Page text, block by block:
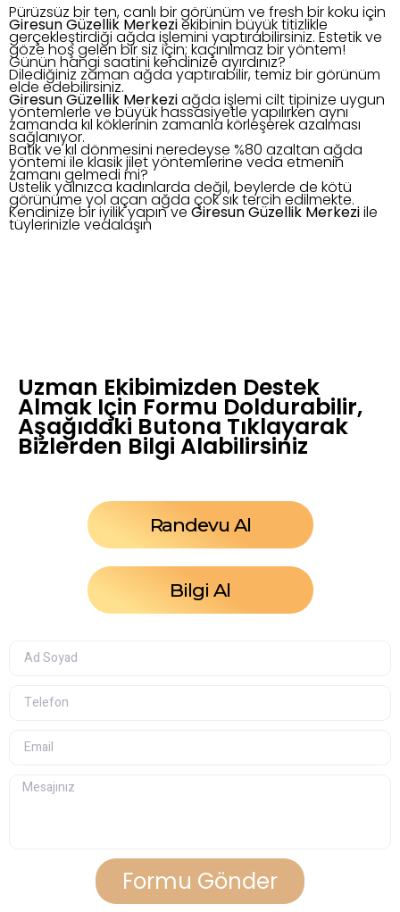
Pürüzsüz bir ten, canlı bir görünüm ve fresh bir koku için
Giresun Güzellik Merkeziekibinin büyük titizlikle
gerçekleştirdiği ağda işlemini yaptırabilirsiniz. Estetik ve
göze hoş gelen bir siz için; kaçınılmaz bir yöntem!
Günün hangi saatini kendinize ayırdınız?
Dilediğiniz zaman ağda yaptırabilir, temiz bir görünüm
elde edebilirsiniz.
Giresun Güzellik Merkeziağda işlemi cilt tipinize uygun
yöntemlerle ve büyük hassasiyetle yapılırken aynı
zamanda kıl köklerinin zamanla körleşerek azalması
sağlanıyor.
Batık ve kıl dönmesini neredeyse %80 azaltan ağda
yöntemi ile klasik jilet yöntemlerine veda etmenin
zamanı gelmedi mi?
Üstelik yalnızca kadınlarda değil, beylerde de kötü
görünüme yol açan ağda çok sık tercih edilmekte.
Kendinize bir iyilik yapın ve Giresun Güzellik Merkeziile
tüylerinizle vedalaşın
Uzman Ekibimizden Destek
Almak Için Formu Doldurabilir,
Aşağıdaki Butona Tıklayarak
Bizlerden Bilgi Alabilirsiniz
Randevu Al
Bilgi Al
Formu Gönder